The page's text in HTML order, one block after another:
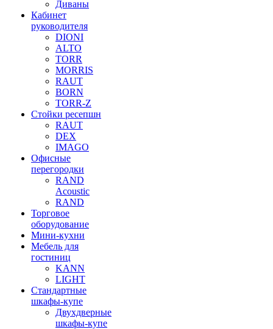
Диваны
Кабинет
руководителя
DIONI
ALTO
TORR
MORRIS
RAUT
BORN
TORR-Z
Стойки ресепшн
RAUT
DEX
IMAGO
Офисные
перегородки
RAND
Acoustic
RAND
Торговое
оборудование
Мини-кухни
Мебель для
гостиниц
KANN
LIGHT
Стандартные
шкафы-купе
Двухдверные
шкафы-купе